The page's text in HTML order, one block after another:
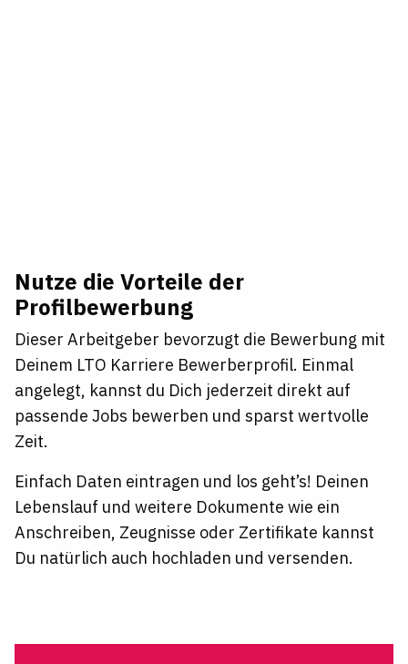
Nutze die Vorteile der
Profilbewerbung
Dieser Arbeitgeber bevorzugt die Bewerbung mit
Deinem LTO Karriere Bewerberprofil. Einmal
angelegt, kannst du Dich jederzeit direkt auf
passende Jobs bewerben und sparst wertvolle
Zeit.
Einfach Daten eintragen und los geht’s! Deinen
Lebenslauf und weitere Dokumente wie ein
Anschreiben, Zeugnisse oder Zertifikate kannst
Du natürlich auch hochladen und versenden.